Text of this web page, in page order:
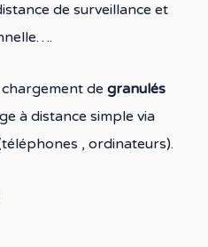
de surveillance et
de granulés
à distance simple via
, ordinateurs).